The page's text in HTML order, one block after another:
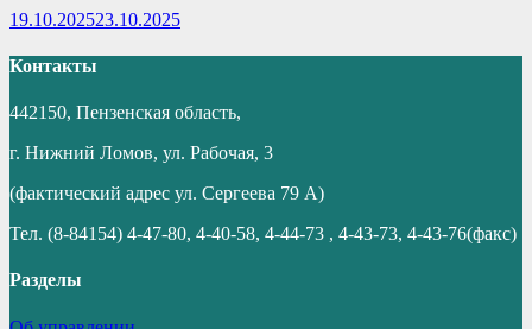
19.10.202523.10.2025
Контакты
442150, Пензенская область,
г. Нижний Ломов, ул. Рабочая, 3
(фактический адрес ул. Сергеева 79 А)
Тел. (8-84154) 4-47-80, 4-40-58, 4-44-73 , 4-43-73, 4-43-76(факс)
Разделы